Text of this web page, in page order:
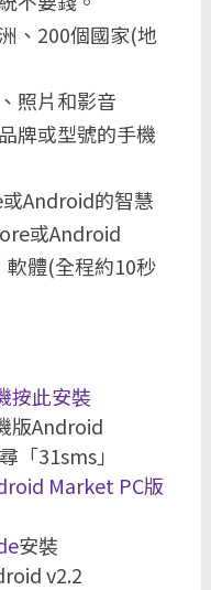
、200個國家(地
照片和影音
牌或型號的手機
Android的智慧
或Android
軟體(全程約10秒
按此安裝
版Android
「31sms」
Market PC版
安裝
v2.2